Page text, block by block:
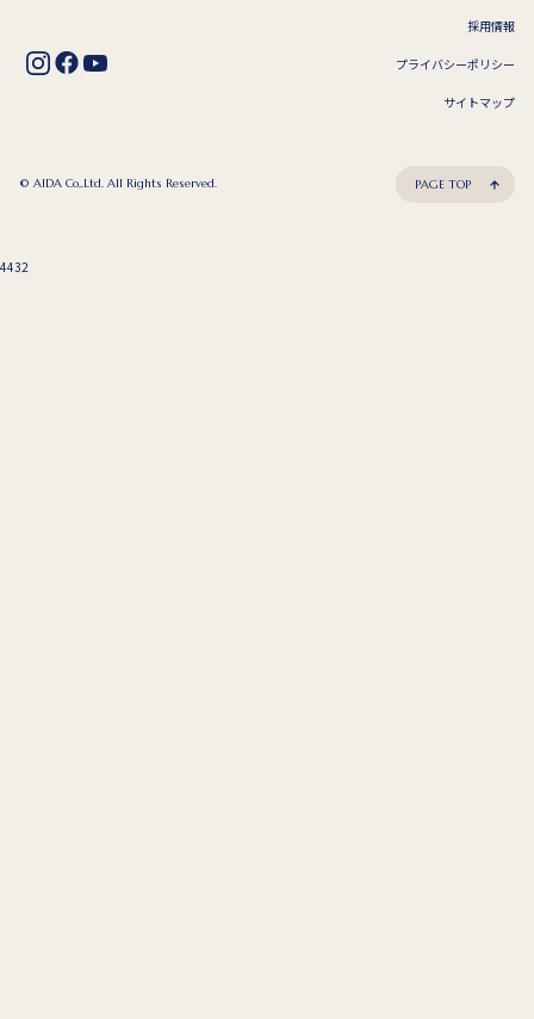
採用情報
プライバシーポリシー
サイトマップ
© AIDA Co,.Ltd. All Rights Reserved. PAGE TOP
4432